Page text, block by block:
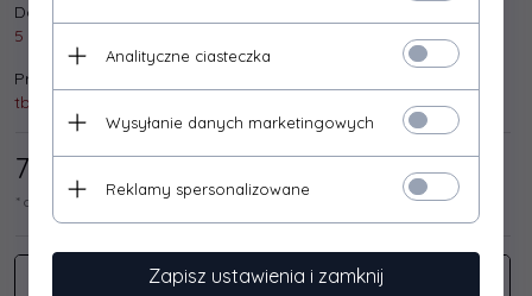
Dostępna ilość:
5 szt.
Producent:
tb print
74, 80 / 92,00 PLN*
* cena netto / brutto
Analityczne ciasteczka
Wysyłanie danych marketingowych
Reklamy spersonalizowane
Zapisz ustawienia i zamknij